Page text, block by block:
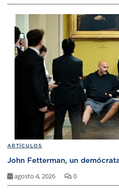
ARTÍCULOS
John Fetterman, un
agosto 4, 2026 0